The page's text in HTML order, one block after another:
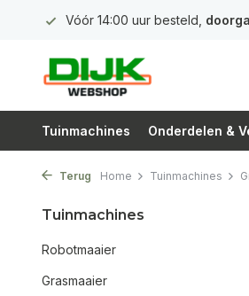
Vóór 14:00 uur besteld,
Tuinmachines Onderdelen &
Terug Home Tuinmachines
Tuinmachines
Robotmaaier
Grasmaaier